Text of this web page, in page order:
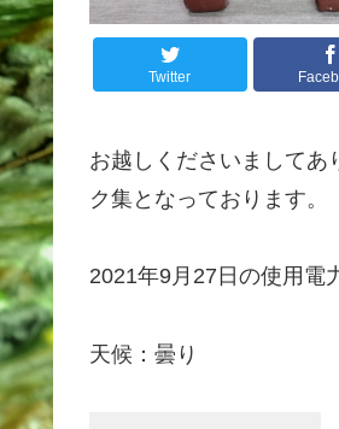
Twitter
お越しくださいましてあ
ク集となっております。
2021年9月27日の使用電
天候：曇り